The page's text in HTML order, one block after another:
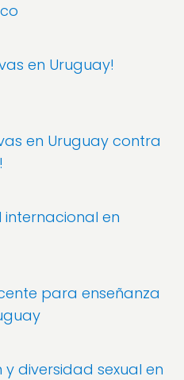
en Uruguay!
en Uruguay contra
internacional en
para enseñanza
y diversidad sexual en